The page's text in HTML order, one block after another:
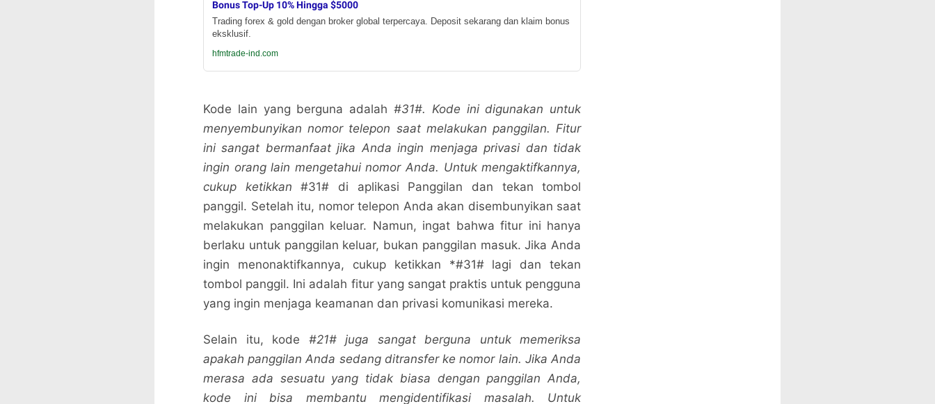
Bonus Top-Up 10% Hingga $5000
Trading forex & gold dengan broker global terpercaya. Deposit sekarang dan klaim bonus
eksklusif.
hfmtrade-ind.com
Kode lain yang berguna adalah #31#. Kode ini digunakan untuk
menyembunyikan nomor telepon saat melakukan panggilan. Fitur
ini sangat bermanfaat jika Anda ingin menjaga privasi dan tidak
ingin orang lain mengetahui nomor Anda. Untuk mengaktifkannya,
cukup ketikkan#31# di aplikasi Panggilan dan tekan tombol
panggil. Setelah itu, nomor telepon Anda akan disembunyikan saat
melakukan panggilan keluar. Namun, ingat bahwa fitur ini hanya
berlaku untuk panggilan keluar, bukan panggilan masuk. Jika Anda
ingin menonaktifkannya, cukup ketikkan *#31# lagi dan tekan
tombol panggil. Ini adalah fitur yang sangat praktis untuk pengguna
yang ingin menjaga keamanan dan privasi komunikasi mereka.
Selain itu, kode #21# juga sangat berguna untuk memeriksa
apakah panggilan Anda sedang ditransfer ke nomor lain. Jika Anda
merasa ada sesuatu yang tidak biasa dengan panggilan Anda,
kode ini bisa membantu mengidentifikasi masalah. Untuk